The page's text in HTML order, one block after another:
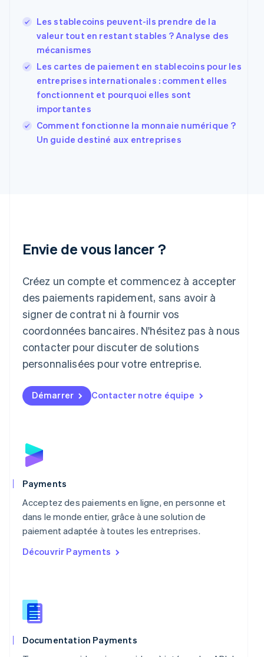
Les stablecoins peuvent-ils prendre de la
valeur tout en restant stables ? Analyse des
mécanismes
Les cartes de paiement en stablecoins pour les
entreprises internationales : comment elles
fonctionnent et pourquoi elles sont
importantes
Comment fonctionne la monnaie numérique ?
Un guide destiné aux entreprises
Envie de vous lancer ?
Créez un compte et commencez à accepter
des paiements rapidement, sans avoir à
signer de contrat ni à fournir vos
coordonnées bancaires. N'hésitez pas à nous
contacter pour discuter de solutions
personnalisées pour votre entreprise.
Démarrer Contacter notre équipe
Payments
Acceptez des paiements en ligne, en personne et
dans le monde entier, grâce à une solution de
paiement adaptée à toutes les entreprises.
Découvrir Payments
Documentation Payments
Estonie
English
États-Unis
EnglishEspañol简体中文
Finlande
France
FrançaisEnglish
Gibraltar
English
Grèce
English
Japon
Lettonie
Liechtenstein
Deutsch English
Lituanie
Luxembourg
FrançaisDeutsch English
English简体中文
Malte
Norvège
English
English
NederlandsEnglish
Pologne
English
PortuguêsEnglish
English
Roumanie
Royaume-Uni